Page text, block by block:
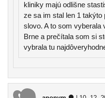
kliniky majú odlišne
ze sa im stal len 1
slovo. A to som vyberala
Brne a prečítala som si
vybrala tu